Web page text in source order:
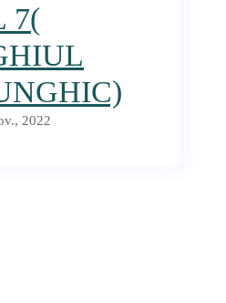
7(
2022